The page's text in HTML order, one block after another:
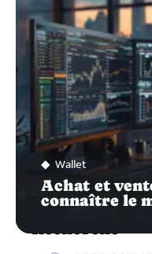
Wallet
Achat et
connaître le